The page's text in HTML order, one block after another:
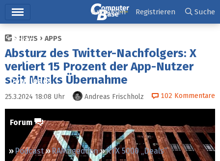
Ticker
Tests
Downloads
Preisvergleich
Forum
Podcast RAMageddon
RTX 5000 „Deals“
Anmelden Registrieren Suche
NEWS APPS
Absturz des Twitter-Nachfolgers: X
verliert 15 Prozent der App-Nutzer
seit Musks Übernahme
25.3.2024 18:08 Uhr Andreas Frischholz 102 Kommentare